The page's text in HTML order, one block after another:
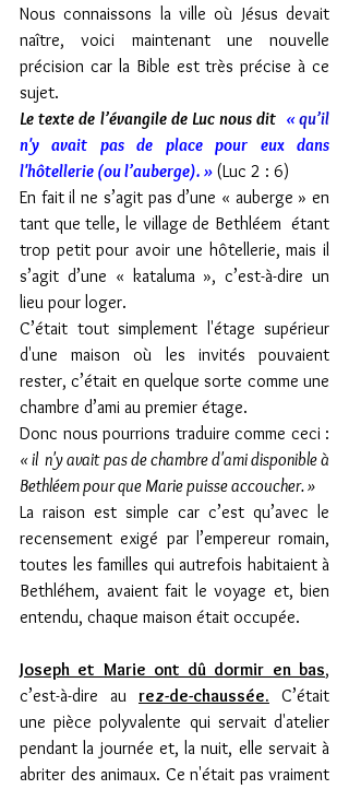
Nous connaissons la ville où Jésus devait
naître, voici maintenant une nouvelle
précision car la Bible est très précise à ce
sujet.
Le texte de l’évangile de Luc nous dit « qu’il
n'y avait pas de place pour eux dans
l'hôtellerie (ou l’auberge). » (Luc 2 : 6)
En fait il ne s’agit pas d’une « auberge » en
tant que telle, le village de Bethléem  étant
trop petit pour avoir une hôtellerie, mais il
s’agit d’une « kataluma », c’est-à-dire un
lieu pour loger.
C’était tout simplement l'étage supérieur
d'une maison où les invités pouvaient
rester, c’était en quelque sorte comme une
chambre d’ami au premier étage.
« il  n'y avait pas de chambre d'ami disponible à
Bethléem pour que Marie puisse accoucher. »
La raison est simple car c’est qu’avec le
recensement exigé par l’empereur romain,
toutes les familles qui autrefois habitaient à
Bethléhem, avaient fait le voyage et, bien
entendu, chaque maison était occupée.
Joseph et Marie ont dû dormir en bas,
c’est-à-dire au rez-de-chaussée. C’était
une pièce polyvalente qui servait d'atelier
pendant la journée et, la nuit, elle servait à
abriter des animaux. Ce n'était pas vraiment